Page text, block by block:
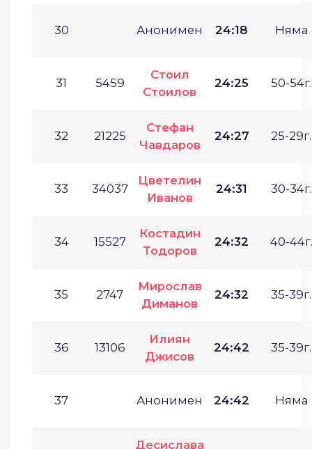
30 Анонимен 24:18 Няма
31 5459
Стоил
Стоилов
24:25 50-54г.
32 21225
Стефан
Чавдаров
24:27 25-29г.
33 34037
Цветелин
Иванов
24:31 30-34г.
34 15527
Костадин
Тодоров
24:32 40-44г.
35 2747
Мирослав
Диманов
24:32 35-39г.
36 13106
Илиян
Джисов
24:42 35-39г.
37 Анонимен 24:42 Няма
Десислава